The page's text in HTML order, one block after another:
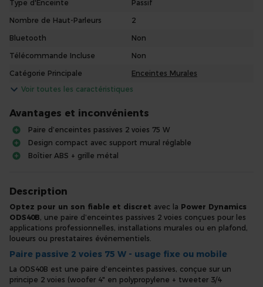
Description
Optez pour un son fiable et discret avec la Power Dynamics
ODS40B, une paire d’enceintes passives 2 voies conçues pour les
applications professionnelles, installations murales ou en plafond,
loueurs ou prestataires événementiels.
Paire passive 2 voies 75 W - usage fixe ou mobile
La ODS40B est une paire d’enceintes passives, conçue sur un
principe 2 voies (woofer 4" en polypropylene + tweeter 3/4
Type d'Enceinte
Passif
Nombre de Haut-Parleurs
2
Bluetooth
Non
Télécommande Incluse
Non
Catégorie Principale
Enceintes Murales
Voir toutes les caractéristiques
Avantages et inconvénients
Paire d’enceintes passives 2 voies 75 W
Design compact avec support mural réglable
Boîtier ABS + grille métal